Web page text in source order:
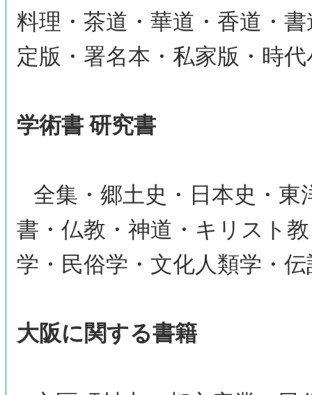
料理・茶道・華道・香道・
定版・署名本・私家版・時
学術書 研究書
全集・郷土史・日本史・
書・仏教・神道・キリスト
学・民俗学・文化人類学・
大阪に関する書籍